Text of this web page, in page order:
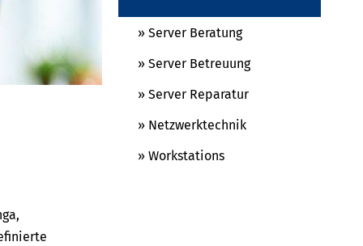
» Server Beratung
» Server Betreuung
» Server Reparatur
» Netzwerktechnik
» Workstations